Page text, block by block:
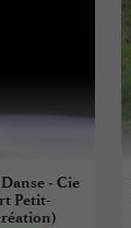
- Cie
Petit-